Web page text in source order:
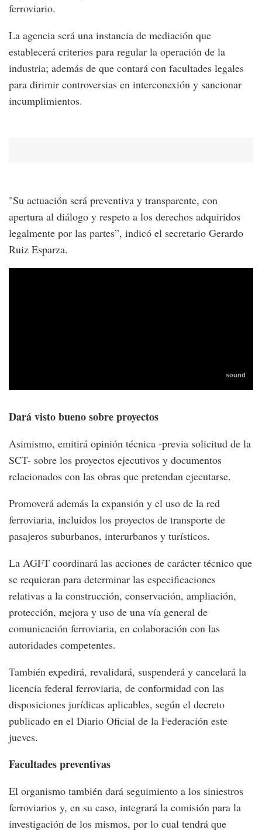
ferroviario.
La agencia será una instancia de mediación que
establecerá criterios para regular la operación de la
industria; además de que contará con facultades legales
para dirimir controversias en interconexión y sancionar
incumplimientos.
"Su actuación será preventiva y transparente, con
apertura al diálogo y respeto a los derechos adquiridos
legalmente por las partes”, indicó el secretario Gerardo
Ruiz Esparza.
Dará visto bueno sobre proyectos
Asimismo, emitirá opinión técnica -previa solicitud de la
SCT- sobre los proyectos ejecutivos y documentos
relacionados con las obras que pretendan ejecutarse.
Promoverá además la expansión y el uso de la red
ferroviaria, incluidos los proyectos de transporte de
pasajeros suburbanos, interurbanos y turísticos.
La AGFT coordinará las acciones de carácter técnico que
se requieran para determinar las especificaciones
relativas a la construcción, conservación, ampliación,
protección, mejora y uso de una vía general de
comunicación ferroviaria, en colaboración con las
autoridades competentes.
También expedirá, revalidará, suspenderá y cancelará la
licencia federal ferroviaria, de conformidad con las
disposiciones jurídicas aplicables, según el decreto
publicado en el Diario Oficial de la Federación este
jueves.
Facultades preventivas
El organismo también dará seguimiento a los siniestros
ferroviarios y, en su caso, integrará la comisión para la
investigación de los mismos, por lo cual tendrá que